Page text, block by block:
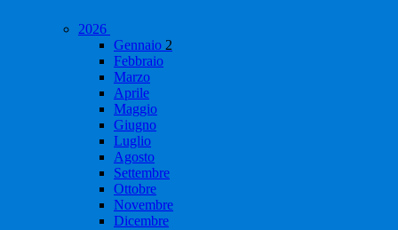
2026
Gennaio 2
Febbraio
Marzo
Aprile
Maggio
Giugno
Luglio
Agosto
Settembre
Ottobre
Novembre
Dicembre